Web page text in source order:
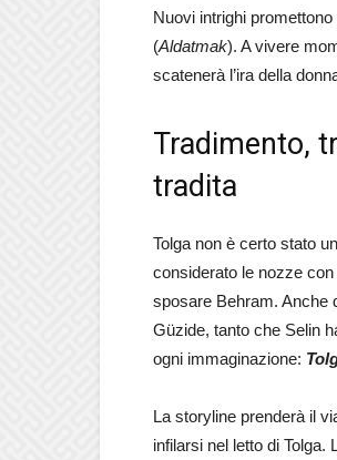
Nuovi intrighi
(Aldatmak). A vivere
scatenerà l’ira della
Tradimento,
tradita
Tolga non è certo stato
considerato le nozze
sposare Behram. Anche
Güzide, tanto che Selin
ogni immaginazione:
La storyline prenderà il
infilarsi nel letto di Tolga.